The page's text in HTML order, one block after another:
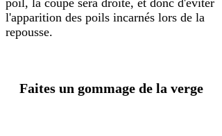
l'apparition des poils incarnés lors de la
repousse.
Faites un gommage de la verge